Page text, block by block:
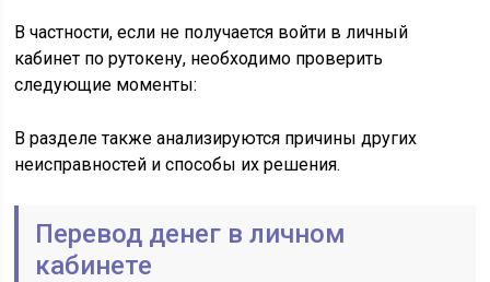
В частности, если не получается войти в личный
кабинет по рутокену, необходимо проверить
следующие моменты:
В разделе также анализируются причины других
неисправностей и способы их решения.
Перевод денег в личном
кабинете